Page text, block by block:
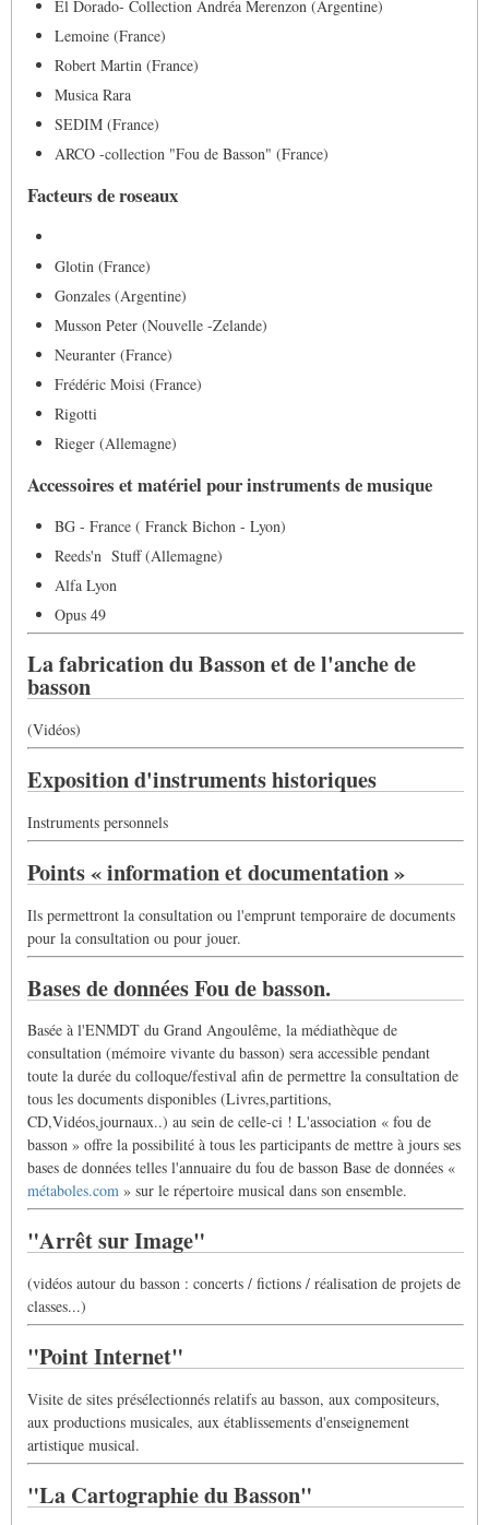
El Dorado- Collection Andréa Merenzon (Argentine)
Lemoine (France)
Robert Martin (France)
Musica Rara
SEDIM (France)
ARCO -collection "Fou de Basson" (France)
Facteurs de roseaux
Glotin (France)
Gonzales (Argentine)
Musson Peter (Nouvelle -Zelande)
Neuranter (France)
Frédéric Moisi (France)
Rigotti
Rieger (Allemagne)
Accessoires et matériel pour instruments de musique
BG - France ( Franck Bichon - Lyon)
Reeds'n Stuff (Allemagne)
Alfa Lyon
Opus 49
La fabrication du Basson et de l'anche de
basson
(Vidéos)
Exposition d'instruments historiques
Instruments personnels
Points « information et documentation »
Ils permettront la consultation ou l'emprunt temporaire de documents
pour la consultation ou pour jouer.
Bases de données Fou de basson.
Basée à l'ENMDT du Grand Angoulême, la médiathèque de
consultation (mémoire vivante du basson) sera accessible pendant
toute la durée du colloque/festival afin de permettre la consultation de
tous les documents disponibles (Livres,partitions,
CD,Vidéos,journaux..) au sein de celle-ci ! L'association « fou de
basson » offre la possibilité à tous les participants de mettre à jours ses
bases de données telles l'annuaire du fou de basson Base de données «
métaboles.com » sur le répertoire musical dans son ensemble.
"Arrêt sur Image"
(vidéos autour du basson : concerts / fictions / réalisation de projets de
classes...)
"Point Internet"
Visite de sites présélectionnés relatifs au basson, aux compositeurs,
aux productions musicales, aux établissements d'enseignement
artistique musical.
"La Cartographie du Basson"